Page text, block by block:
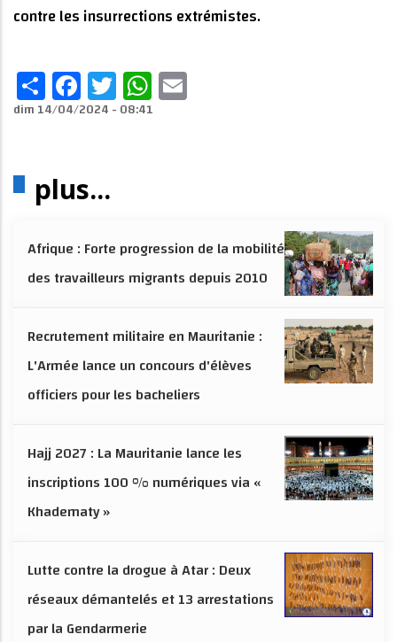
contre les insurrections extrémistes.
ShareFacebook
TwitterWhatsApp
dim 14/04/2024 - 08:41
plus...
Afrique : Forte progression de la mobilité
des travailleurs migrants depuis 2010
Recrutement militaire en Mauritanie :
L'Armée lance un concours d'élèves
officiers pour les bacheliers
Hajj 2027 : La Mauritanie lance les
inscriptions 100 % numériques via «
Khadematy »
Lutte contre la drogue à Atar : Deux
réseaux démantelés et 13 arrestations
par la Gendarmerie